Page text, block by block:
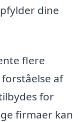
dine
flere
af
for
firmaer kan